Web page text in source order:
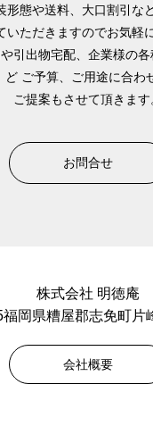
形態や送料、大口割引な
いただきますのでお気軽
引出物宅配、企業様の
ど ご予算、ご用途に合わ
ご提案もさせて頂きます
お問合せ
株式会社 明徳庵
福岡県糟屋郡志免町片
会社概要